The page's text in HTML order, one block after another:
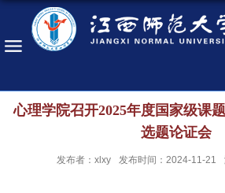
心理学院召开2025年度国家级课
选题论证会
发布者：xlxy 发布时间：2024-11-21